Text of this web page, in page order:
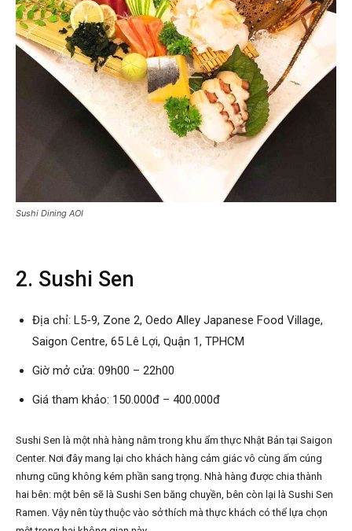
Sushi Dining AOI
2. Sushi Sen
Địa chỉ: L5-9, Zone 2, Oedo Alley Japanese Food Village,
Saigon Centre, 65 Lê Lợi, Quận 1, TPHCM
Giờ mở cửa: 09h00 – 22h00
Giá tham khảo: 150.000đ – 400.000đ
Sushi Sen là một nhà hàng nằm trong khu ẩm thực Nhật Bản tại Saigon
Center. Nơi đây mang lại cho khách hàng cảm giác vô cùng ấm cúng
nhưng cũng không kém phần sang trọng. Nhà hàng được chia thành
hai bên: một bên sẽ là Sushi Sen băng chuyền, bên còn lại là Sushi Sen
Ramen. Vậy nên tùy thuộc vào sở thích mà thực khách có thể lựa chọn